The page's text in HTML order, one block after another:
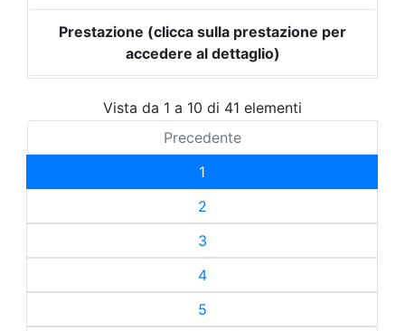
Prestazione (clicca sulla prestazione per
accedere al dettaglio)
Vista da 1 a 10 di 41 elementi
Precedente
1
2
3
4
5